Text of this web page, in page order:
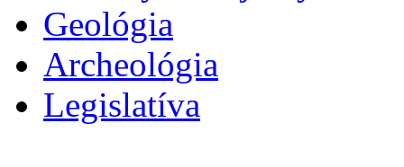
Geológia
Archeológia
Legislatíva